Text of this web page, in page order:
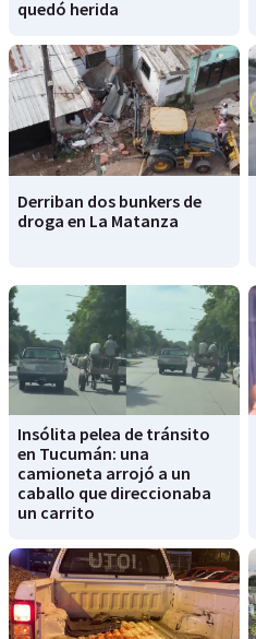
quedó herida
Derriban dos bunkers de
droga en La Matanza
Insólita pelea de tránsito
en Tucumán: una
camioneta arrojó a un
caballo que direccionaba
un carrito